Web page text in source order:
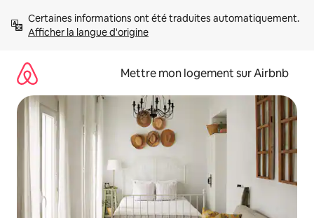
directement
Afficher la langue d'origine
Mettre mon logement sur Airbnb